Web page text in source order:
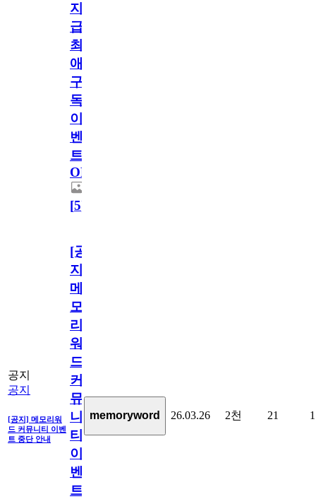
지
급!
최
애
구
독
이
벤
트
OPEN!
[5]
공지
공지
[공지] 메모리워
드 커뮤니티 이벤
트 중단 안내
[공
지]
메
모
리
워
드
커
뮤
니
티
이
벤
트
memoryword 26.03.26 2천 21 1